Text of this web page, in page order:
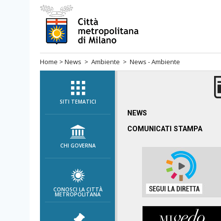
Salta
al
menù
navigazione
Salta
al
menù
navigazione
interna
Salta
contenuto
Salta
Home > News > Ambiente > News - Ambiente
SITI TEMATICI
CHI GOVERNA
CONOSCI LA CITTÀ
METROPOLITANA
NEWS
COMUNICATI STAMPA